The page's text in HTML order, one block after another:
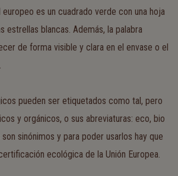
es un cuadrado verde con una hoja
estrellas blancas. Además, la palabra
de forma visible y clara en el envase o el
pueden ser etiquetados como tal, pero
y orgánicos, o sus abreviaturas: eco, bio
sinónimos y para poder usarlos hay que
ecológica de la Unión Europea.